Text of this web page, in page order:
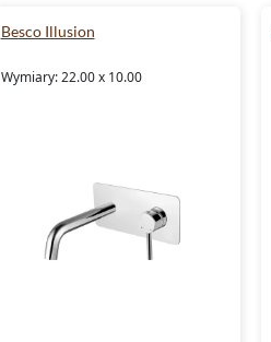
Besco Illusion
Wymiary: 22.00 x 10.00